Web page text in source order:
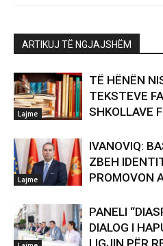
ARTIKUJ TË NGJAJSHËM
Lajme
TË HËNËN
TEKSTEVE
SHKOLLAVE
Lajme
IVANOVIQ:
ZBEH
PROMOVON
PANELI
DIALOG I
LIGJIN PËR